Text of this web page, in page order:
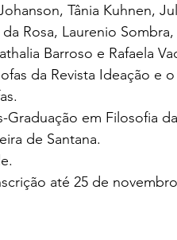
Tânia Kuhnen,
Rosa, Laurenio
Barroso e Rafaela
da Revista Ideação e
em Filosofia
de Santana.
até 25 de